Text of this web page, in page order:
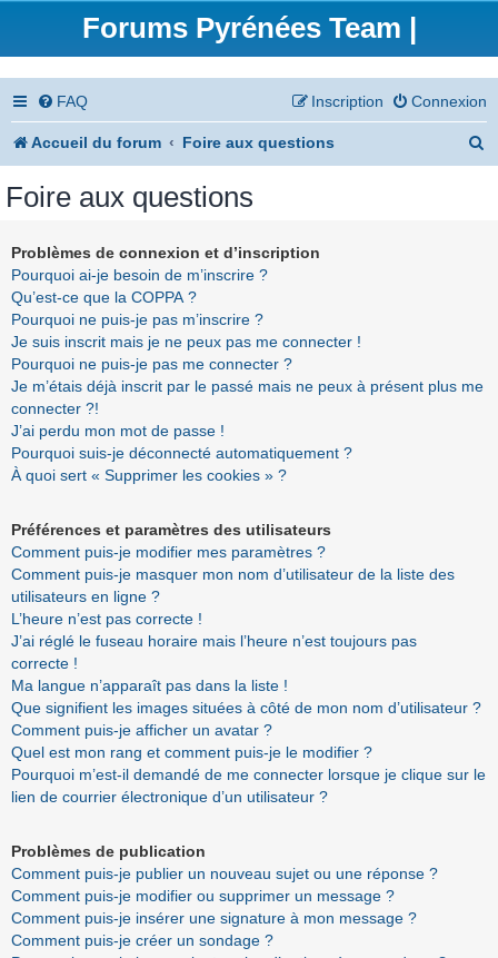
Forums Pyrénées Team |
FAQ Connexion
Inscription
Accueil du forum Foire aux questions
Foire aux questions
Problèmes de connexion et d’inscription
Pourquoi ai-je besoin de m’inscrire ?
Qu’est-ce que la COPPA ?
Pourquoi ne puis-je pas m’inscrire ?
Je suis inscrit mais je ne peux pas me connecter !
Pourquoi ne puis-je pas me connecter ?
Je m’étais déjà inscrit par le passé mais ne peux à présent plus me
connecter ?!
J’ai perdu mon mot de passe !
Pourquoi suis-je déconnecté automatiquement ?
À quoi sert « Supprimer les cookies » ?
Préférences et paramètres des utilisateurs
Comment puis-je modifier mes paramètres ?
Comment puis-je masquer mon nom d’utilisateur de la liste des
utilisateurs en ligne ?
L’heure n’est pas correcte !
J’ai réglé le fuseau horaire mais l’heure n’est toujours pas
correcte !
Ma langue n’apparaît pas dans la liste !
Que signifient les images situées à côté de mon nom d’utilisateur ?
Comment puis-je afficher un avatar ?
Quel est mon rang et comment puis-je le modifier ?
Pourquoi m’est-il demandé de me connecter lorsque je clique sur le
lien de courrier électronique d’un utilisateur ?
Problèmes de publication
Comment puis-je publier un nouveau sujet ou une réponse ?
Comment puis-je modifier ou supprimer un message ?
Comment puis-je insérer une signature à mon message ?
Comment puis-je créer un sondage ?